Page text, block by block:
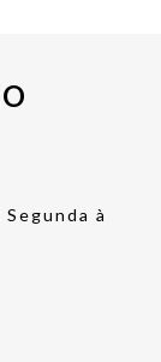
Segunda à